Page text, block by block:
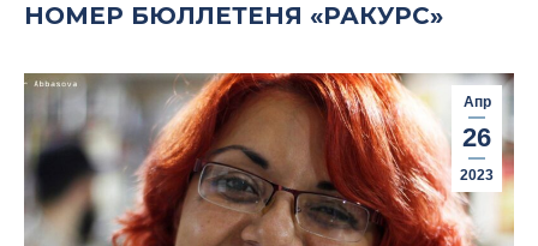
НОМЕР БЮЛЛЕТЕНЯ «РАКУРС»
Апр
26
2023